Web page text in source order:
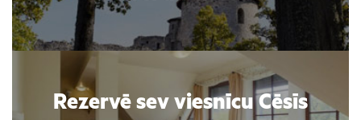
Rezervē sev viesnīcu Cēsīs